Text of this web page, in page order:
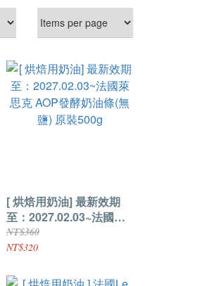
[ 烘焙用奶油] 最新效期
至：2027.02.03~法國萊
思克 AOP發酵奶油條(無
鹽) 原裝500g
NT$360
NT$320